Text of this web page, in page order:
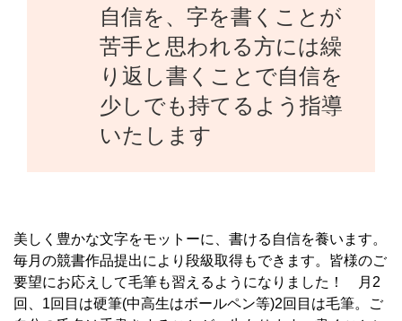
自信を、字を書くことが
苦手と思われる方には繰
り返し書くことで自信を
少しでも持てるよう指導
いたします
美しく豊かな文字をモットーに、書ける自信を養います。
毎月の競書作品提出により段級取得もできます。皆様のご
要望にお応えして毛筆も習えるようになりました！ 月2
回、1回目は硬筆(中高生はボールペン等)2回目は毛筆。ご